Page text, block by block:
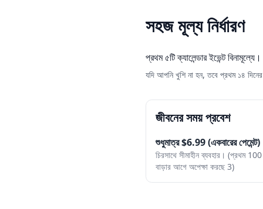
সহজ মূল্য নির্ধারণ
প্রথম ৫টি ক্যালেন্ডার ইভেন্ট
যদি আপনি খুশি না হন, তবে প্রথম ১৪
জীবনের সময় প্রবেশ
শুধুমাত্র $6.99 (একবারের পেমেন্ট)
চিরসাথে সীমাহীন ব্যবহার। (প্রথম
বাড়ার আগে অপেক্ষা করছে 3)